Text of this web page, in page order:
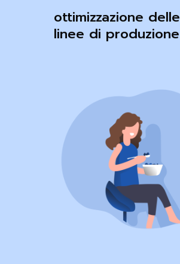
ottimizzazione delle
linee di produzione